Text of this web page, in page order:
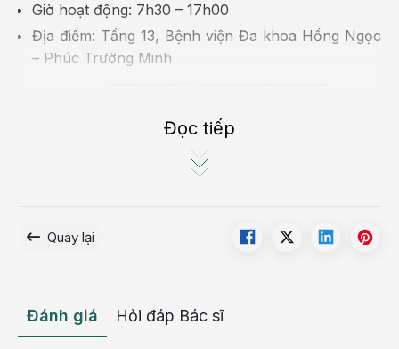
Giờ hoạt động: 7h30 – 17h00
Địa điểm: Tầng 13, Bệnh viện Đa khoa Hồng Ngọc
– Phúc Trường Minh
Không gian trải nghiệm đa dạng dành cho
Đọc tiếp
Quay lại
Đánh giá Hỏi đáp Bác sĩ